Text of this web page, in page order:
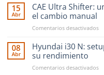
en
15
Abr
CAE Ultra Shifter:
el cambio manual
Comentarios desactivadosen
08
Abr
Hyundai i30 N:
su rendimiento
Comentarios desactivadosen